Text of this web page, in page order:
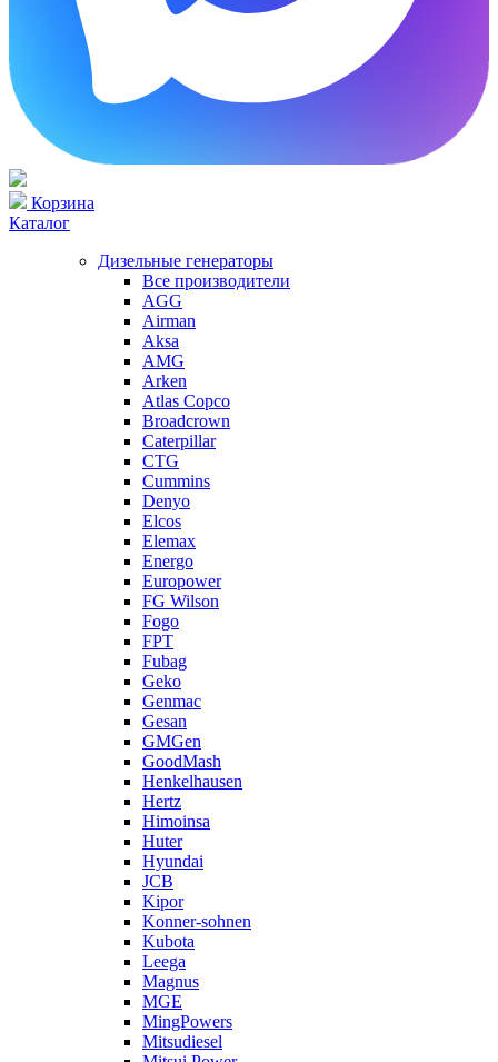
Корзина
Каталог
Дизельные генераторы
Все производители
AGG
Airman
Aksa
AMG
Arken
Atlas Copco
Broadcrown
Caterpillar
CTG
Cummins
Denyo
Elcos
Elemax
Energo
Europower
FG Wilson
Fogo
FPT
Fubag
Geko
Genmac
Gesan
GMGen
GoodMash
Henkelhausen
Hertz
Himoinsa
Huter
Hyundai
JCB
Kipor
Konner-sohnen
Kubota
Leega
Magnus
MGE
MingPowers
Mitsudiesel